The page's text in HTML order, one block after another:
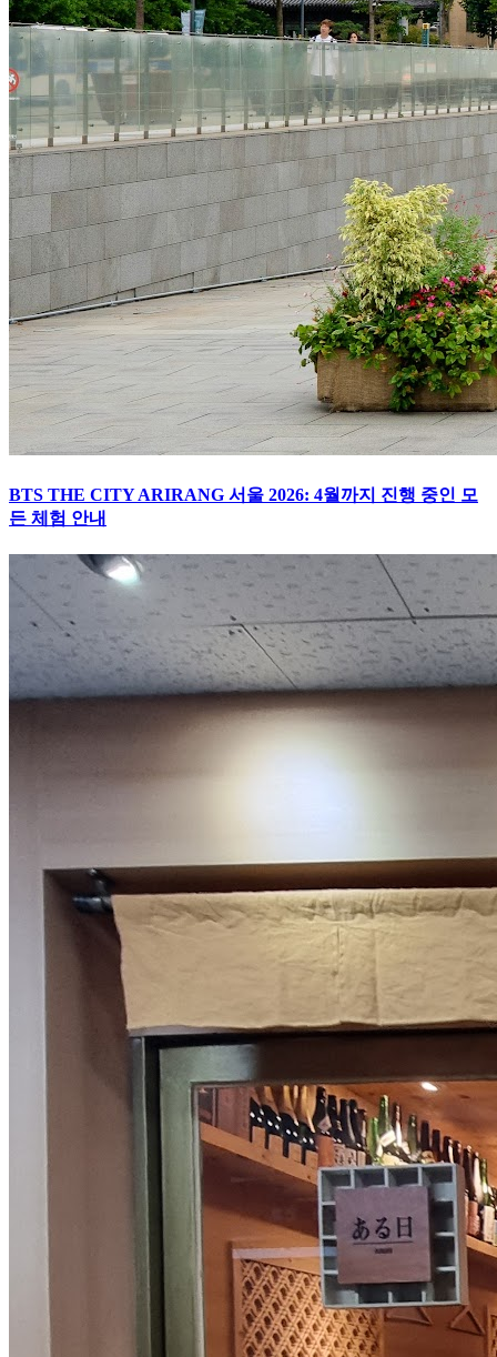
BTS THE CITY ARIRANG 서울 2026: 4월까지 진행 중인 모
든 체험 안내